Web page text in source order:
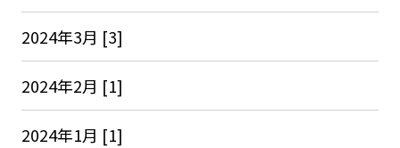
2024年3月 [3]
2024年2月 [1]
2024年1月 [1]